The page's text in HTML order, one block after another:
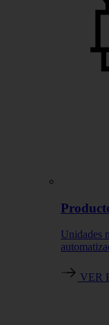
Unidades
VER